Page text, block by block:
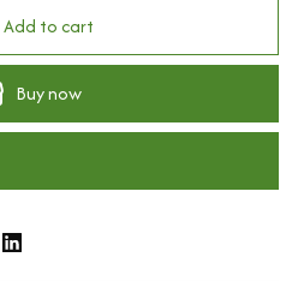
Add to cart
Buy now